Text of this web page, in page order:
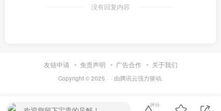
没有回复内容
友链申请 免责声明 广告合作 关于我们
Copyright © 2025 · · 由腾讯云强力驱动.
评分